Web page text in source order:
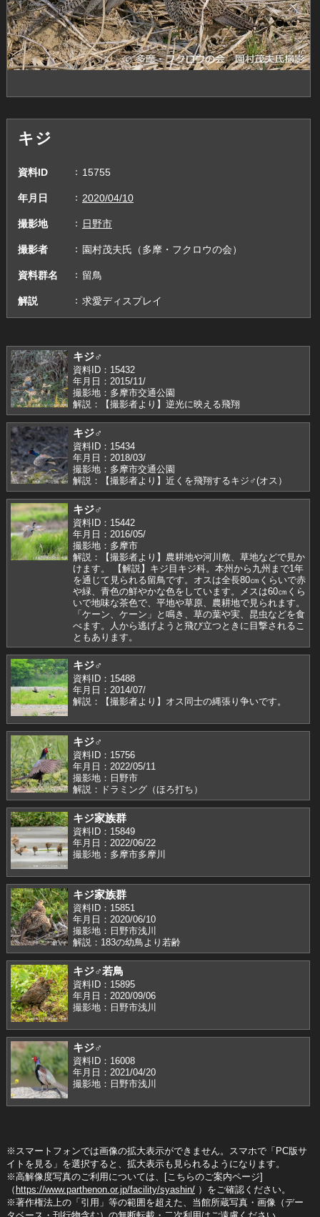
キジ
資料ID 15755
年月日 2020/04/10
撮影地 日野市
撮影者 園村茂夫氏（多摩・フクロウの会）
資料群名 留鳥
解説 求愛ディスプレイ
キジ♂
資料ID：15432
年月日：2015/11/
撮影地：多摩市交通公園
解説：【撮影者より】逆光に映える飛翔
キジ♂
資料ID：15434
年月日：2018/03/
撮影地：多摩市交通公園
解説：【撮影者より】近くを飛翔するキジ♂(オス）
キジ♂
資料ID：15442
年月日：2016/05/
撮影地：多摩市
解説：【撮影者より】農耕地や河川敷、草地などで見か
けます。 【解説】キジ目キジ科。本州から九州まで1年
を通じて見られる留鳥です。オスは全長80㎝くらいで赤
や緑、青色の鮮やかな色をしています。メスは60㎝くら
いで地味な茶色で、平地や草原、農耕地で見られます。
「ケーン、ケーン」と鳴き、草の葉や実、昆虫などを食
べます。人から逃げようと飛び立つときに目撃されるこ
ともあります。
キジ♂
資料ID：15488
年月日：2014/07/
解説：【撮影者より】オス同士の縄張り争いです。
キジ♂
資料ID：15756
年月日：2022/05/11
撮影地：日野市
解説：ドラミング（ほろ打ち）
キジ家族群
資料ID：15849
年月日：2022/06/22
撮影地：多摩市多摩川
キジ家族群
資料ID：15851
年月日：2020/06/10
撮影地：日野市浅川
解説：183の幼鳥より若齢
キジ♂若鳥
資料ID：15895
年月日：2020/09/06
撮影地：日野市浅川
キジ♂
資料ID：16008
年月日：2021/04/20
撮影地：日野市浅川
※スマートフォンでは画像の拡大表示ができません。スマホで「PC版サ
イトを見る」を選択すると、拡大表示も見られるようになります。
※高解像度写真のご利用については、[こちらのご案内ページ]
（ https://www.parthenon.or.jp/facility/syashin/）をご確認ください。
※著作権法上の「引用」等の範囲を超えた、当館所蔵写真・画像（デー